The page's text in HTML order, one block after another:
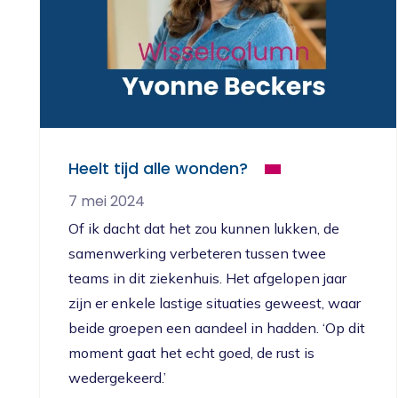
Heelt tijd alle wonden?
7 mei 2024
Of ik dacht dat het zou kunnen lukken, de
samenwerking verbeteren tussen twee
teams in dit ziekenhuis. Het afgelopen jaar
zijn er enkele lastige situaties geweest, waar
beide groepen een aandeel in hadden. ‘Op dit
moment gaat het echt goed, de rust is
wedergekeerd.’